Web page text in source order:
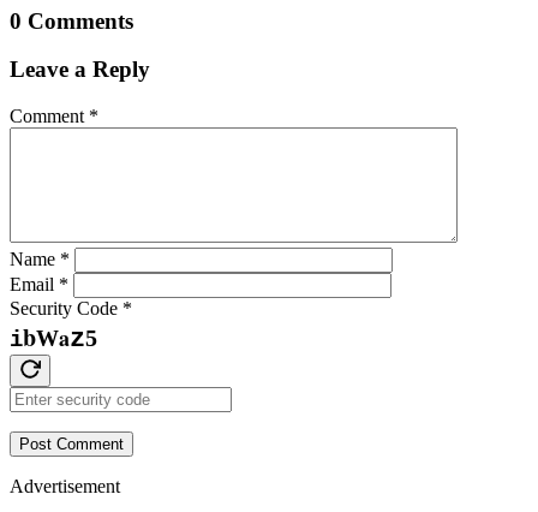
0 Comments
Leave a Reply
Comment *
Name *
Email *
Security Code *
ibWaz5
Post Comment
Advertisement